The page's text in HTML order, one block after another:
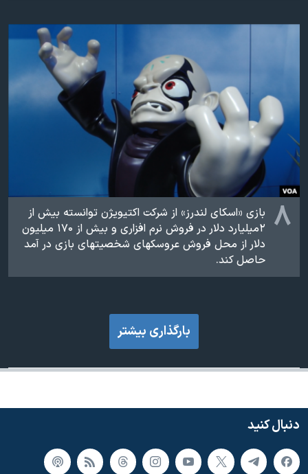
۸ بازی «اسکای لندرز» از شرکت اکتیویژن توانسته بیش از
۲ميلیارد دلار در فروش نرم افزاری و بیش از ۱۷۰ ميلیون
دلار از محل فروش عروسکهای شخصیتهای بازی در آمد
حاصل کند.
بارگذاری بیشتر
دنبال کنید